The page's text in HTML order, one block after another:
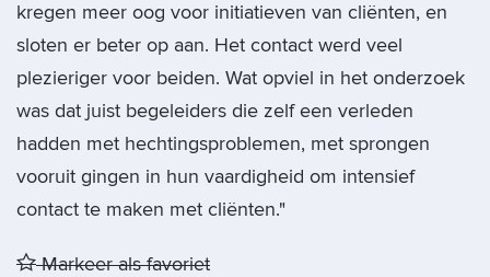
kregen meer oog voor initiatieven van cliënten, en
sloten er beter op aan. Het contact werd veel
plezieriger voor beiden. Wat opviel in het onderzoek
was dat juist begeleiders die zelf een verleden
hadden met hechtingsproblemen, met sprongen
vooruit gingen in hun vaardigheid om intensief
contact te maken met cliënten."
Markeer als favoriet